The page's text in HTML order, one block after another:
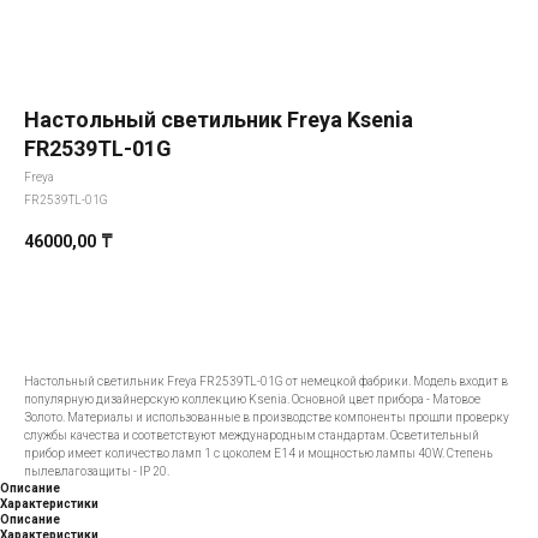
Настольный светильник Freya Ksenia
FR2539TL-01G
Freya
FR2539TL-01G
46000,00 ₸
Настольный светильник Freya FR2539TL-01G от немецкой фабрики. Модель входит в
популярную дизайнерскую коллекцию Ksenia. Основной цвет прибора - Матовое
Золото. Материалы и использованные в производстве компоненты прошли проверку
службы качества и соответствуют международным стандартам. Осветительный
прибор имеет количество ламп 1 с цоколем E14 и мощностью лампы 40W. Степень
пылевлагозащиты - IP 20.
Описание
Характеристики
Описание
Характеристики